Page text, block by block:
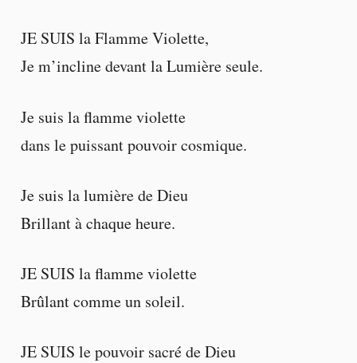
JE SUIS la Flamme Violette,
Je m’incline devant la Lumière seule.
Je suis la flamme violette
dans le puissant pouvoir cosmique.
Je suis la lumière de Dieu
Brillant à chaque heure.
JE SUIS la flamme violette
Brûlant comme un soleil.
JE SUIS le pouvoir sacré de Dieu